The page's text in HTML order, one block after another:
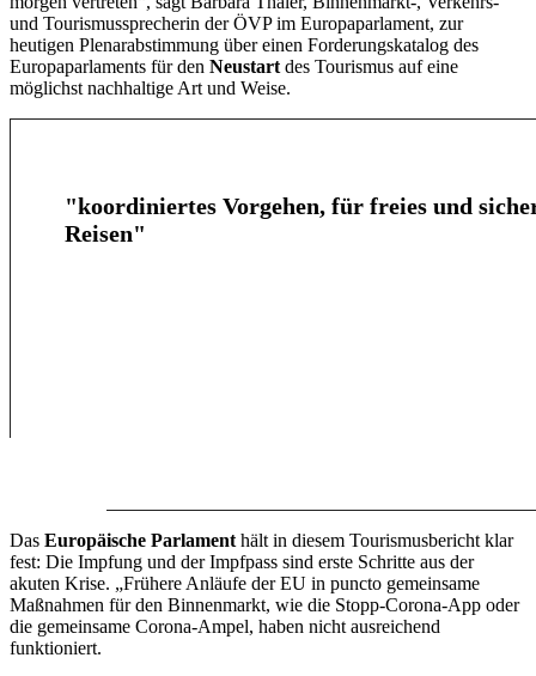
und Tourismussprecherin der ÖVP im Europaparlament, zur
heutigen Plenarabstimmung über einen Forderungskatalog des
Europaparlaments für den Neustart des Tourismus auf eine
möglichst nachhaltige Art und Weise.
"koordiniertes Vorgehen, für freies und
Reisen"
Das Europäische Parlament hält in diesem Tourismusbericht klar
fest: Die Impfung und der Impfpass sind erste Schritte aus der
akuten Krise. „Frühere Anläufe der EU in puncto gemeinsame
Maßnahmen für den Binnenmarkt, wie die Stopp-Corona-App oder
die gemeinsame Corona-Ampel, haben nicht ausreichend
funktioniert.